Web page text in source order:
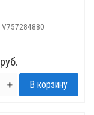
V757284880
руб.